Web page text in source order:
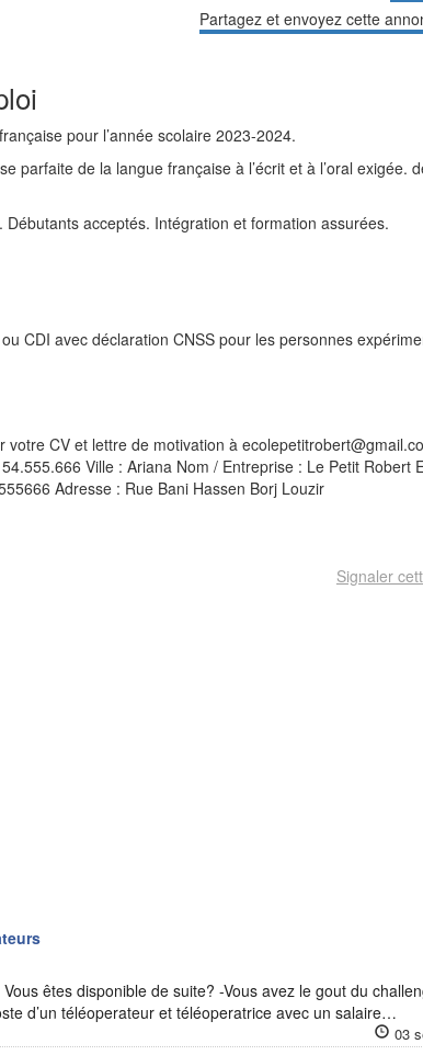
Partagez et envoyez cette
pour l’année scolaire 2023-2024.
parfaite de la langue française à l’écrit et à l’oral exigée.
acceptés. Intégration et formation assurées.
CDI avec déclaration CNSS pour les personnes
votre CV et lettre de motivation à
Ville : Ariana Nom / Entreprise : Le Petit Robert
Adresse : Rue Bani Hassen Borj Louzir
Signaler
êtes disponible de suite? -Vous avez le gout du
d’un téléoperateur et téléoperatrice avec un salaire…
03